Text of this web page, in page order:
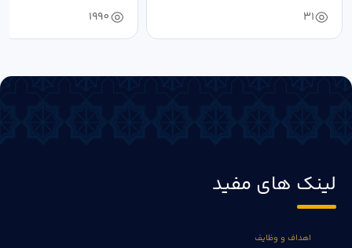
31
1990
لینک های مفید
اهداف و وظایف